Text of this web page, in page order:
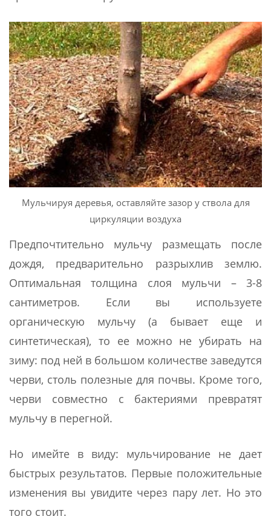
Мульчируя деревья, оставляйте зазор у ствола для
циркуляции воздуха
Предпочтительно мульчу размещать после
дождя, предварительно разрыхлив землю.
Оптимальная толщина слоя мульчи – 3-8
сантиметров. Если вы используете
органическую мульчу (а бывает еще и
синтетическая), то ее можно не убирать на
зиму: под ней в большом количестве заведутся
черви, столь полезные для почвы. Кроме того,
черви совместно с бактериями превратят
мульчу в перегной.
Но имейте в виду: мульчирование не дает
быстрых результатов. Первые положительные
изменения вы увидите через пару лет. Но это
того стоит.